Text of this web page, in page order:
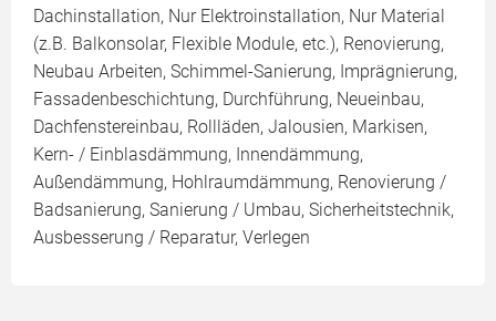
Dachinstallation, Nur Elektroinstallation, Nur Material
(z.B. Balkonsolar, Flexible Module, etc.), Renovierung,
Neubau Arbeiten, Schimmel-Sanierung, Imprägnierung,
Fassadenbeschichtung, Durchführung, Neueinbau,
Dachfenstereinbau, Rollläden, Jalousien, Markisen,
Kern- / Einblasdämmung, Innendämmung,
Außendämmung, Hohlraumdämmung, Renovierung /
Badsanierung, Sanierung / Umbau, Sicherheitstechnik,
Ausbesserung / Reparatur, Verlegen